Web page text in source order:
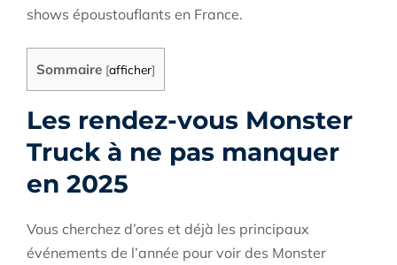
shows époustouflants en France.
Sommaire [afficher]
Les rendez-vous Monster
Truck à ne pas manquer
en 2025
Vous cherchez d’ores et déjà les principaux
événements de l’année pour voir des Monster